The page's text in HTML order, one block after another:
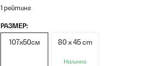
1 рейтинг
РАЗМЕР:
107х50см 80 x 45 cm
Налично